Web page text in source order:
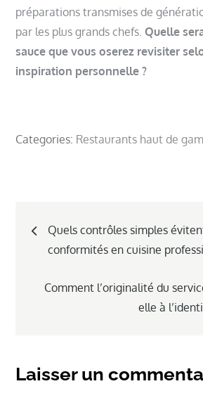
préparations transmises de
par les plus grands chefs.Quelle
sauce que vous oserez revisiter
inspiration personnelle ?
Categories: Restaurants haut de
Navigation
de
l’article
Quels contrôles simples
conformités en cuisine
Comment l’originalité du
elle à
Laisser un